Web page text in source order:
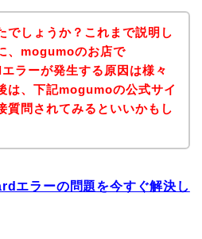
でしょうか？これまで説明し
、mogumoのお店で
ラーが発生する原因は様々
は、下記mogumoの公式サイ
質問されてみるといいかもし
エラーの問題を今すぐ解決し